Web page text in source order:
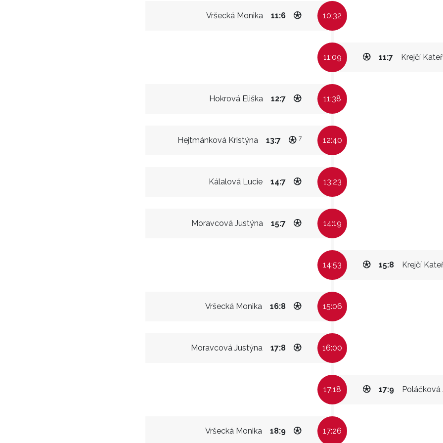
Vršecká Monika 11:6 10:32
11:09 Krejčí
11:7
Hokrová Eliška 12:7 11:38
Hejtmánková Kristýna 13:7 7 12:40
Kálalová Lucie 14:7 13:23
Moravcová Justýna 15:7 14:19
14:53 Krejčí
15:8
Vršecká Monika 16:8 15:06
Moravcová Justýna 17:8 16:00
17:18 Poláčková
17:9
Vršecká Monika 18:9 17:26